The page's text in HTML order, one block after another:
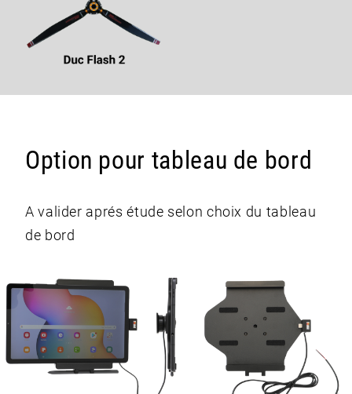
Option pour tableau de bord
A valider aprés étude selon choix du tableau
de bord